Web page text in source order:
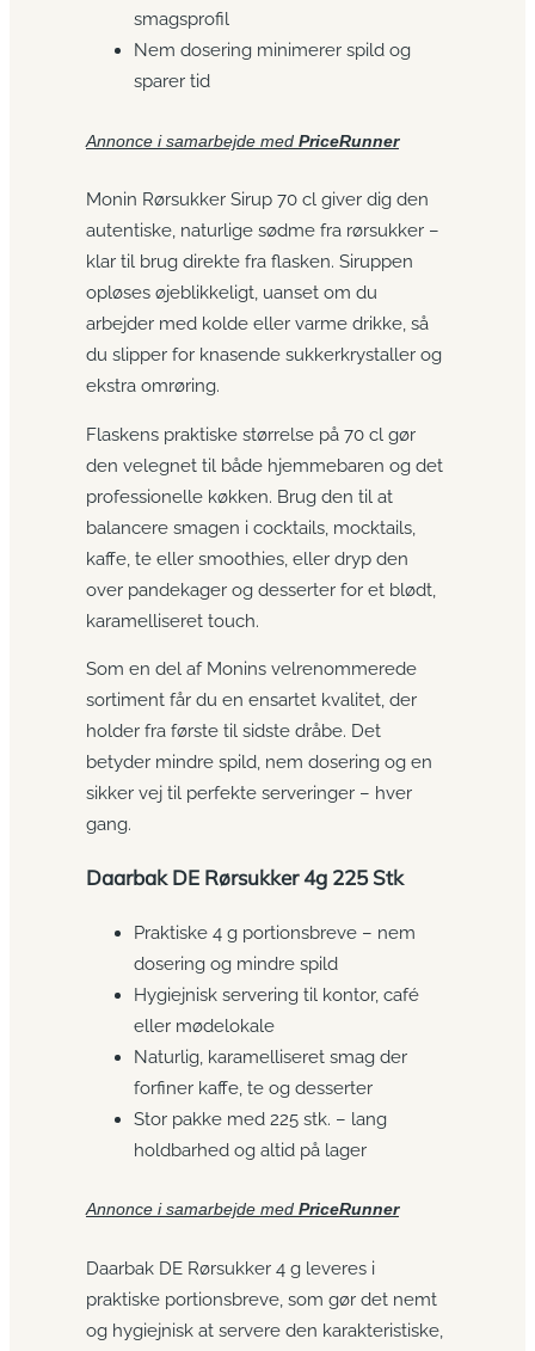
smagsprofil
Nem dosering minimerer spild og
sparer tid
Annonce i samarbejde med PriceRunner
Monin Rørsukker Sirup 70 cl giver dig den
autentiske, naturlige sødme fra rørsukker –
klar til brug direkte fra flasken. Siruppen
opløses øjeblikkeligt, uanset om du
arbejder med kolde eller varme drikke, så
du slipper for knasende sukkerkrystaller og
ekstra omrøring.
Flaskens praktiske størrelse på 70 cl gør
den velegnet til både hjemmebaren og det
professionelle køkken. Brug den til at
balancere smagen i cocktails, mocktails,
kaffe, te eller smoothies, eller dryp den
over pandekager og desserter for et blødt,
karamelliseret touch.
Som en del af Monins velrenommerede
sortiment får du en ensartet kvalitet, der
holder fra første til sidste dråbe. Det
betyder mindre spild, nem dosering og en
sikker vej til perfekte serveringer – hver
gang.
Daarbak DE Rørsukker 4g 225 Stk
Praktiske 4 g portionsbreve – nem
dosering og mindre spild
Hygiejnisk servering til kontor, café
eller mødelokale
Naturlig, karamelliseret smag der
forfiner kaffe, te og desserter
Stor pakke med 225 stk. – lang
holdbarhed og altid på lager
Annonce i samarbejde med PriceRunner
Daarbak DE Rørsukker 4 g leveres i
praktiske portionsbreve, som gør det nemt
og hygiejnisk at servere den karakteristiske,